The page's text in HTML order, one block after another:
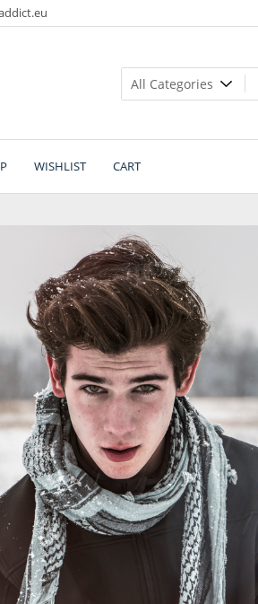
WISHLIST CART